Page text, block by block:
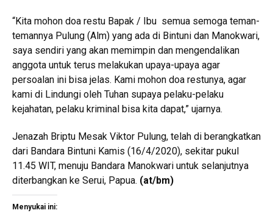
“Kita mohon doa restu Bapak / Ibu semua semoga teman-
temannya Pulung (Alm) yang ada di Bintuni dan Manokwari,
saya sendiri yang akan memimpin dan mengendalikan
anggota untuk terus melakukan upaya-upaya agar
persoalan ini bisa jelas. Kami mohon doa restunya, agar
kami di Lindungi oleh Tuhan supaya pelaku-pelaku
kejahatan, pelaku kriminal bisa kita dapat,” ujarnya.
Jenazah Briptu Mesak Viktor Pulung, telah di berangkatkan
dari Bandara Bintuni Kamis (16/4/2020), sekitar pukul
11.45 WIT, menuju Bandara Manokwari untuk selanjutnya
diterbangkan ke Serui, Papua. (at/bm)
Menyukai ini: